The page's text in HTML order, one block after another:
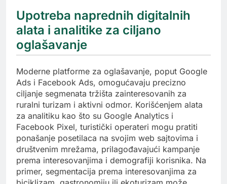
Upotreba naprednih digitalnih
alata i analitike za ciljano
oglašavanje
Moderne platforme za oglašavanje, poput Google
Ads i Facebook Ads, omogućavaju precizno
ciljanje segmenata tržišta zainteresovanih za
ruralni turizam i aktivni odmor. Korišćenjem alata
za analitiku kao što su Google Analytics i
Facebook Pixel, turistički operateri mogu pratiti
ponašanje posetilaca na svojim web sajtovima i
društvenim mrežama, prilagođavajući kampanje
prema interesovanjima i demografiji korisnika. Na
primer, segmentacija prema interesovanjima za